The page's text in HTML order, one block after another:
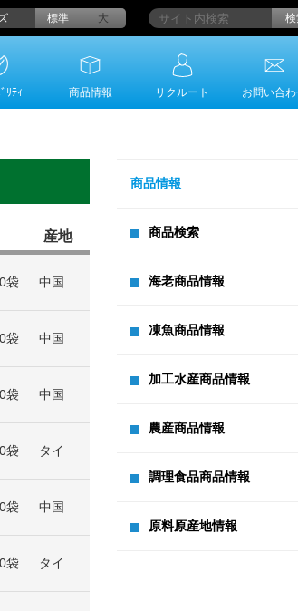
ﾘﾃｨ 商品情報 リクルート お問い合
商品情報
商品検索
海老商品情報
凍魚商品情報
加工水産商品情報
農産商品情報
調理食品商品情報
原料原産地情報
産地
袋 中国
袋 中国
袋 中国
袋 タイ
袋 中国
袋 タイ
大
標準